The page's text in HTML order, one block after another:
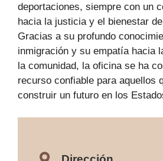
deportaciones, siempre con un
hacia la justicia y el bienestar
Gracias a su profundo
inmigración y su empatía hacia
la comunidad, la oficina se ha
recurso confiable para aquellos
construir un futuro en los